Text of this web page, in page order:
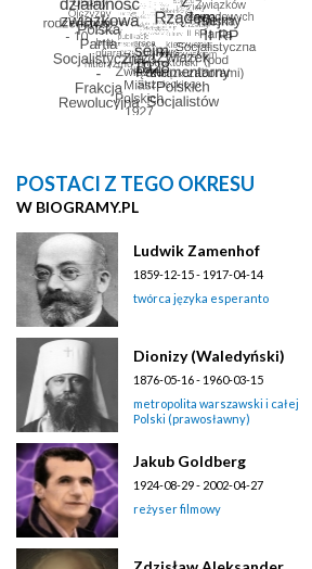
POSTACI Z TEGO OKRESU
W BIOGRAMY.PL
Ludwik Zamenhof
1859-12-15 - 1917-04-14
twórca języka esperanto
Dionizy (Waledyński)
1876-05-16 - 1960-03-15
metropolita warszawski i całej
Polski (prawosławny)
Jakub Goldberg
1924-08-29 - 2002-04-27
reżyser filmowy